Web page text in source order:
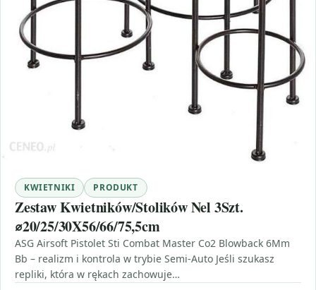
KWIETNIKI PRODUKT
Zestaw Kwietników/Stolików Nel 3Szt.
⌀20/25/30X56/66/75,5cm
ASG Airsoft Pistolet Sti Combat Master Co2 Blowback 6Mm
Bb – realizm i kontrola w trybie Semi-Auto Jeśli szukasz
repliki, która w rękach zachowuje…